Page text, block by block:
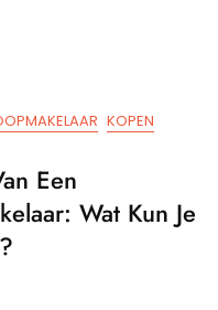
KOPEN
Een
Wat Kun Je